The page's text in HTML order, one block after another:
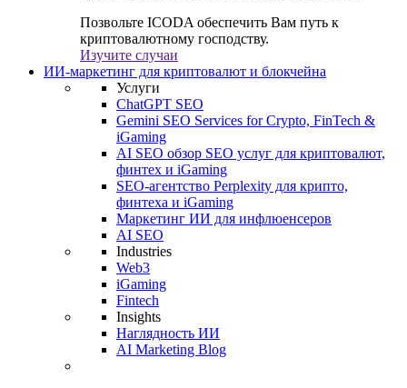
Позвольте ICODA обеспечить Вам путь к
криптовалютному господству.
Изучите случаи
ИИ-маркетинг для криптовалют и блокчейна
Услуги
ChatGPT SEO
Gemini SEO Services for Crypto, FinTech &
iGaming
AI SEO обзор SEO услуг для криптовалют,
финтех и iGaming
SEO-агентство Perplexity для крипто,
финтеха и iGaming
Маркетинг ИИ для инфлюенсеров
AI SEO
Industries
Web3
iGaming
Fintech
Insights
Наглядность ИИ
AI Marketing Blog